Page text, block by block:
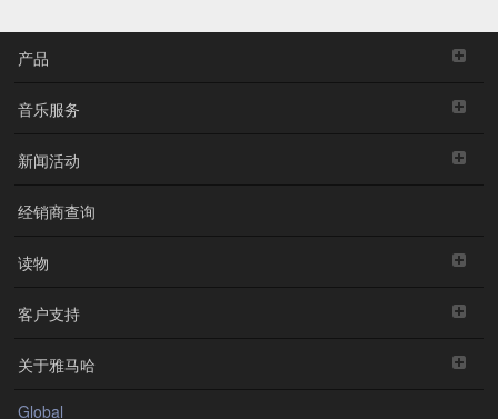
产品
音乐服务
新闻活动
经销商查询
读物
客户支持
关于雅马哈
Global